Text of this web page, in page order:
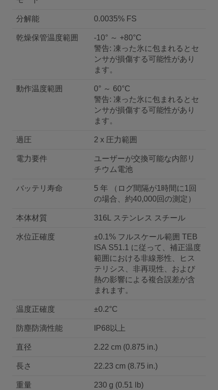
分解能 0.0035% FS
乾燥保管温度範囲
-10° ～ +80°C
警告: 凍った氷に包まれるとセ
ンサが損傷する可能性があり
ます。
動作温度範囲
0° ～ 60°C
警告: 凍った氷に包まれるとセ
ンサが損傷する可能性があり
ます。
過圧 2 x 圧力範囲
電力要件
ユーザーが交換可能な内部リ
チウム電池
バッテリ寿命
5 年 （ログ間隔が1時間に1回
の場合、約40,000回の測定）
本体材質 316L ステンレス スチール
水位正確度
±0.1% フルスケール範囲 TEB
ISA S51.1 に従って、補正温度
範囲における非線形性、ヒス
テリシス、非再現性、および
熱の影響による複合誤差が含
まれます。
温度正確度 ±0.2°C
防塵防滴性能 IP68以上
直径 2.22 cm (0.875 in.)
長さ 22.23 cm (8.75 in.)
重量 230 g (0.51 lb)